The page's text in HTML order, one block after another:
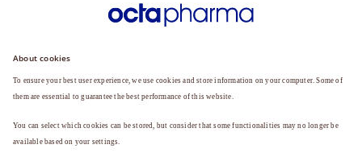
INICIAR SESIÓN
¿HA OLVIDADO SU CONTRASEÑA?
¿Aún no es miembro?